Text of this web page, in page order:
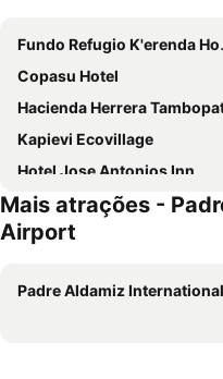
Fundo Refugio K'erenda Homet
Copasu Hotel
Hacienda Herrera
Kapievi Ecovillage
Hotel Jose Antonios Inn
D´Milez Hotel
Mais atrações -
Airport
Padre Aldamiz International Airport